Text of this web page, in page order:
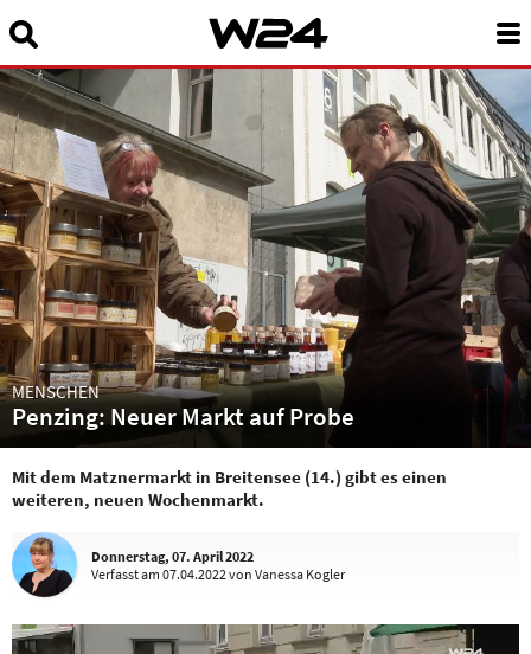
News
24 Stunden Wien
Sendungen A-Z
Programm
W24Smart
Podcasts
Service
Über uns
Suchbegriff eingeben:
MENSCHEN
Penzing: Neuer Markt auf Probe
Mit dem Matznermarkt in Breitensee (14.) gibt es einen
weiteren, neuen Wochenmarkt.
Donnerstag, 07. April 2022
Verfasstam 07.04.2022 von Vanessa Kogler